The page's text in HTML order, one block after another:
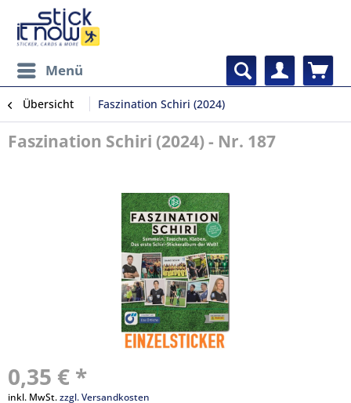
Menü
Übersicht Faszination Schiri (2024)
Faszination Schiri (2024) - Nr. 187
0,35 € *
inkl. MwSt.zzgl. Versandkosten